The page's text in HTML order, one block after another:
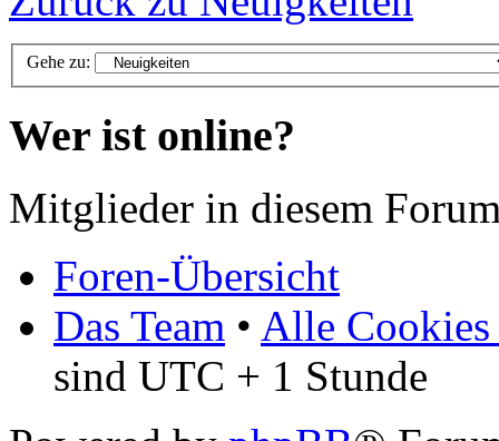
Gehe zu:
Wer ist online?
Mitglieder in diesem
Foren-Übersicht
Das Team • Alle Cookies
sind UTC + 1 Stunde